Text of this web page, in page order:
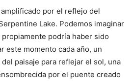
por el reflejo del
Lake. Podemos imaginar
podría haber sido
este momento cada año, un
paisaje para reflejar el sol, una
por el puente creado